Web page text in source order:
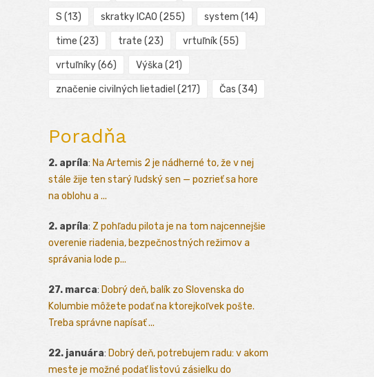
S (13) skratky ICAO (255) system (14)
time (23) trate (23) vrtuľník(55)
vrtuľníky(66) Výška (21)
značenie civilných lietadiel (217) Čas (34)
Poradňa
2. apríla: Na Artemis 2 je nádherné to, že v nej
stále žije ten starý ľudský sen — pozrieť sa hore
na oblohu a ...
2. apríla: Z pohľadu pilota je na tom najcennejšie
overenie riadenia, bezpečnostných režimov a
správania lode p...
27. marca: Dobrý deň, balík zo Slovenska do
Kolumbie môžete podať na ktorejkoľvek pošte.
Treba správne napísať ...
22. januára: Dobrý deň, potrebujem radu: v akom
meste je možné podať listovú zásielku do